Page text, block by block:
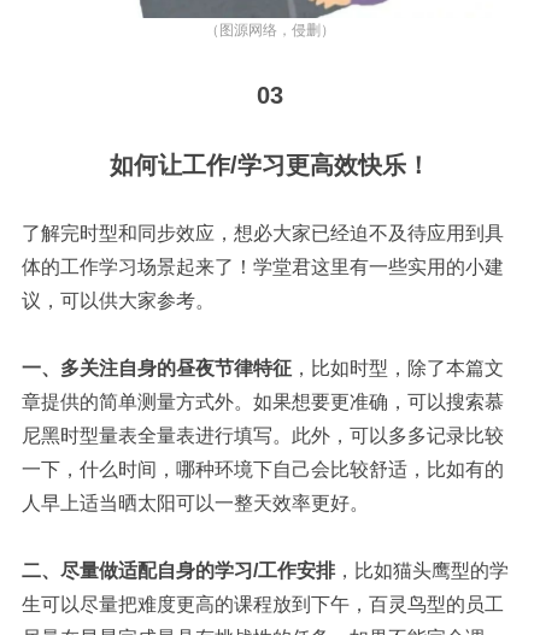
（图源网络，侵删）
03
如何让工作/学习更高效快乐！
了解完时型和同步效应，想必大家已经迫不及待应用到具
体的工作学习场景起来了！学堂君这里有一些实用的小建
议，可以供大家参考。
一、多关注自身的昼夜节律特征，比如时型，除了本篇文
章提供的简单测量方式外。如果想要更准确，可以搜索慕
尼黑时型量表全量表进行填写。此外，可以多多记录比较
一下，什么时间，哪种环境下自己会比较舒适，比如有的
人早上适当晒太阳可以一整天效率更好。
二、尽量做适配自身的学习/工作安排，比如猫头鹰型的学
生可以尽量把难度更高的课程放到下午，百灵鸟型的员工